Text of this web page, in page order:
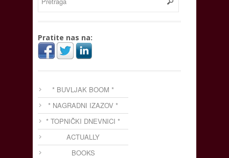
Pratite nas na:
* BUVLJAK BOOM *
* NAGRADNI IZAZOV *
* TOPNIČKI DNEVNICI *
ACTUALLY
BOOKS